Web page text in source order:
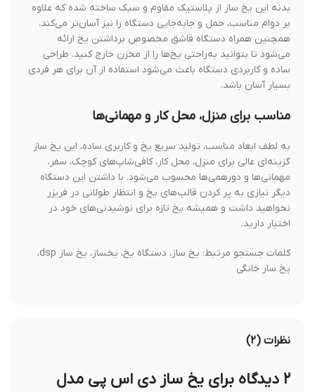
بدنه این یخ ساز از پلاستیک مقاوم و سبک ساخته شده که علاوه
بر دوام مناسب، حمل و جابه‌جایی دستگاه را نیز آسان‌تر می‌کند.
همچنین همراه دستگاه قاشق مخصوص برداشتن یخ ارائه
می‌شود تا بتوانید به‌راحتی یخ‌ها را از مخزن خارج کنید. طراحی
ساده و کاربردی دستگاه باعث می‌شود استفاده از آن برای هر فردی
بسیار آسان باشد.
مناسب برای منزل، محل کار و مهمانی‌ها
به لطف ابعاد مناسب، تولید سریع یخ و کاربری ساده، این یخ ساز
گزینه‌ای عالی برای منزل، محل کار، کافی‌شاپ‌های کوچک، سفر،
مهمانی‌ها و دورهمی‌ها محسوب می‌شود. با داشتن این دستگاه
دیگر نیازی به پر کردن قالب‌های یخ و انتظار طولانی در فریزر
نخواهید داشت و همیشه یخ تازه برای نوشیدنی‌های خود در
اختیار دارید.
یخ ساز خانگی
نظرات (۲)
یخ ساز دی اس پی مدل